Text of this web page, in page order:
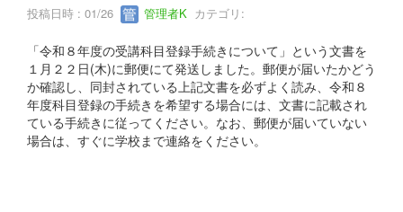
投稿日時 : 01/26 管理者K カテゴリ:
「令和８年度の受講科目登録手続きについて」という文書を
１月２２日(木)に郵便にて発送しました。郵便が届いたかどう
か確認し、同封されている上記文書を必ずよく読み、令和８
年度科目登録の手続きを希望する場合には、文書に記載され
ている手続きに従ってください。なお、郵便が届いていない
場合は、すぐに学校まで連絡をください。